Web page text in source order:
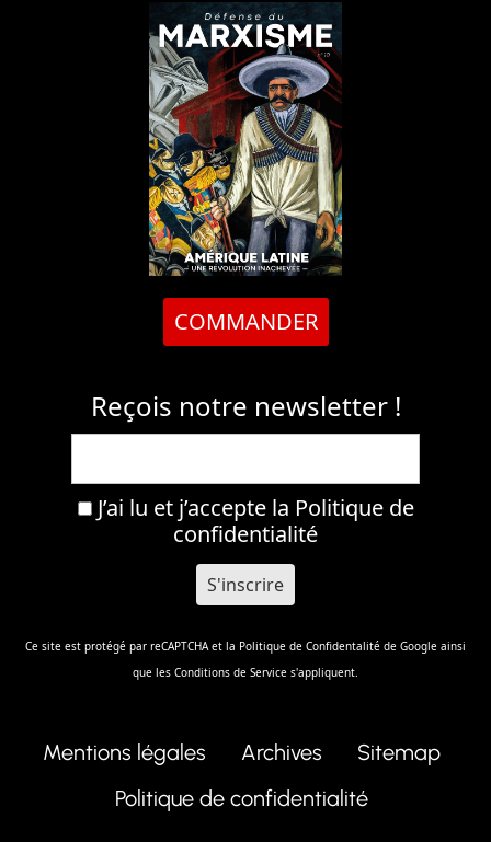
COMMANDER
Reçois notre newsletter !
J’ai lu et j’accepte la Politique de
confidentialité
Ce site est protégé par reCAPTCHA et la Politique de Confidentalité de Google ainsi
que les Conditions de Service s'appliquent.
Mentions légales Archives
Sitemap
Politique de confidentialité